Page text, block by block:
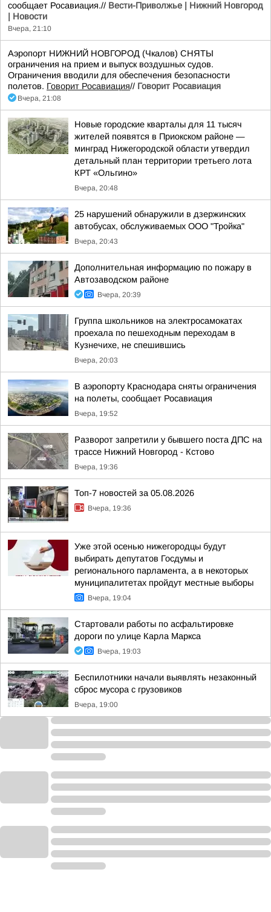
сообщает Росавиация.// Вести-Приволжье | Нижний Новгород
| Новости
Вчера, 21:10
Аэропорт НИЖНИЙ НОВГОРОД (Чкалов) СНЯТЫ
ограничения на прием и выпуск воздушных судов.
Ограничения вводили для обеспечения безопасности
полетов. Говорит Росавиация// Говорит Росавиация
Вчера, 21:08
Новые городские кварталы для 11 тысяч
жителей появятся в Приокском районе —
минград Нижегородской области утвердил
детальный план территории третьего лота
КРТ «Ольгино»
Вчера, 20:48
25 нарушений обнаружили в дзержинских
автобусах, обслуживаемых ООО "Тройка"
Вчера, 20:43
Дополнительная информацию по пожару в
Автозаводском районе
Вчера, 20:39
Группа школьников на электросамокатах
проехала по пешеходным переходам в
Кузнечихе, не спешившись
Вчера, 20:03
В аэропорту Краснодара сняты ограничения
на полеты, сообщает Росавиация
Вчера, 19:52
Разворот запретили у бывшего поста ДПС на
трассе Нижний Новгород - Кстово
Вчера, 19:36
Топ-7 новостей за 05.08.2026
Вчера, 19:36
Уже этой осенью нижегородцы будут
выбирать депутатов Госдумы и
регионального парламента, а в некоторых
муниципалитетах пройдут местные выборы
Вчера, 19:04
Стартовали работы по асфальтировке
дороги по улице Карла Маркса
Вчера, 19:03
Беспилотники начали выявлять незаконный
сброс мусора с грузовиков
Вчера, 19:00